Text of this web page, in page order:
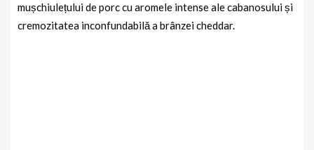
mușchiulețului de porc cu aromele intense ale cabanosului și
cremozitatea inconfundabilă a brânzei cheddar.